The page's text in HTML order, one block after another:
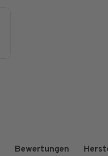
Bewertungen